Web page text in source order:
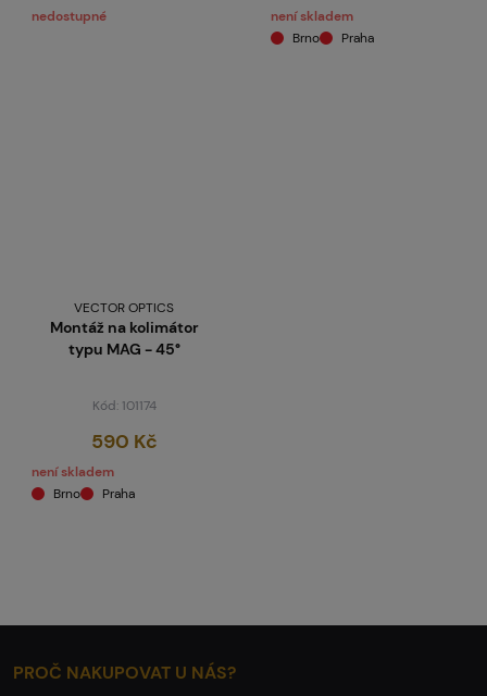
nedostupné
není skladem
Brno
Praha
VECTOR OPTICS
Montáž na kolimátor
typu MAG - 45°
Kód: 101174
590 Kč
není skladem
Brno
Praha
PROČ NAKUPOVAT U NÁS?